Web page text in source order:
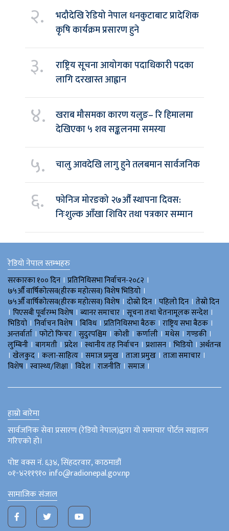
२.
भदौदेखि रेडियो नेपाल धनकुटाबाट प्रादेशिक
कृषि कार्यक्रम प्रसारण हुने
३.
राष्ट्रिय सूचना आयोगका पदाधिकारी पदका
लागि दरखास्त आह्वान
४.
खराब मौसमका कारण यलुङ– रि हिमालमा
देखिएका ५ शव सङ्कलनमा समस्या
५. चालु आवदेखि लागु हुने तलबमान सार्वजनिक
६.
फोनिज मोरङको २७औँ स्थापना दिवस:
निःशुल्क आँखा शिविर तथा पत्रकार सम्मान
रेडियो नेपाल स्तम्भहरु
सरकारका १०० दिन । प्रतिनिधिसभा निर्वाचन-२०८२ ।
७५औँ वार्षिकोत्सव(हीरक महोत्सव) विशेष भिडियाे ।
७५औँ वार्षिकोत्सव(हीरक महोत्सव) विशेष । दोस्रो दिन । पहिलो दिन । तेस्रो दिन
। पिएसबी पूर्वारम्भ विशेष । ब्यानर समाचार । सूचना तथा चेतनामूलक सन्देश ।
भिडियाे । निर्वाचन विशेष । बिविध। प्रतिनिधिसभा बैठक । राष्ट्रिय सभा बैठक ।
अन्तर्वार्ता । फोटो फिचर । सुदुरपश्चिम । काेशी । कर्णाली । मधेस । गण्डकी ।
लुम्बिनी । बागमती । प्रदेश । स्थानीय तह निर्वाचन । प्रशासन । भिडियो । अर्थतन्त्र
। खेलकुद । कला-साहित्य । समाज प्रमुख । ताजा प्रमुख । ताजा समाचार ।
विशेष । स्वास्थ्य/शिक्षा । विदेश । राजनीति । समाज ।
हाम्रो बारेमा
सार्वजनिक सेवा प्रसारण (रेडियो नेपाल)द्वारा यो समाचार पोर्टल सञ्चालन
गरिएको हो।
पोष्ट वक्स नं. ६३४, सिंहदरवार, काठमाडौं
०१-४२११९१० info@radionepal.gov.np
सामाजिक संजाल